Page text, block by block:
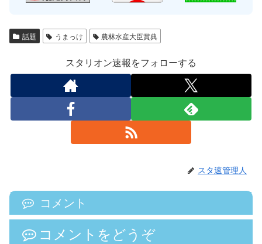
話題 うまっけ 農林水産大臣賞典
スタリオン速報をフォローする
スタ速管理人
コメント
コメントをどうぞ